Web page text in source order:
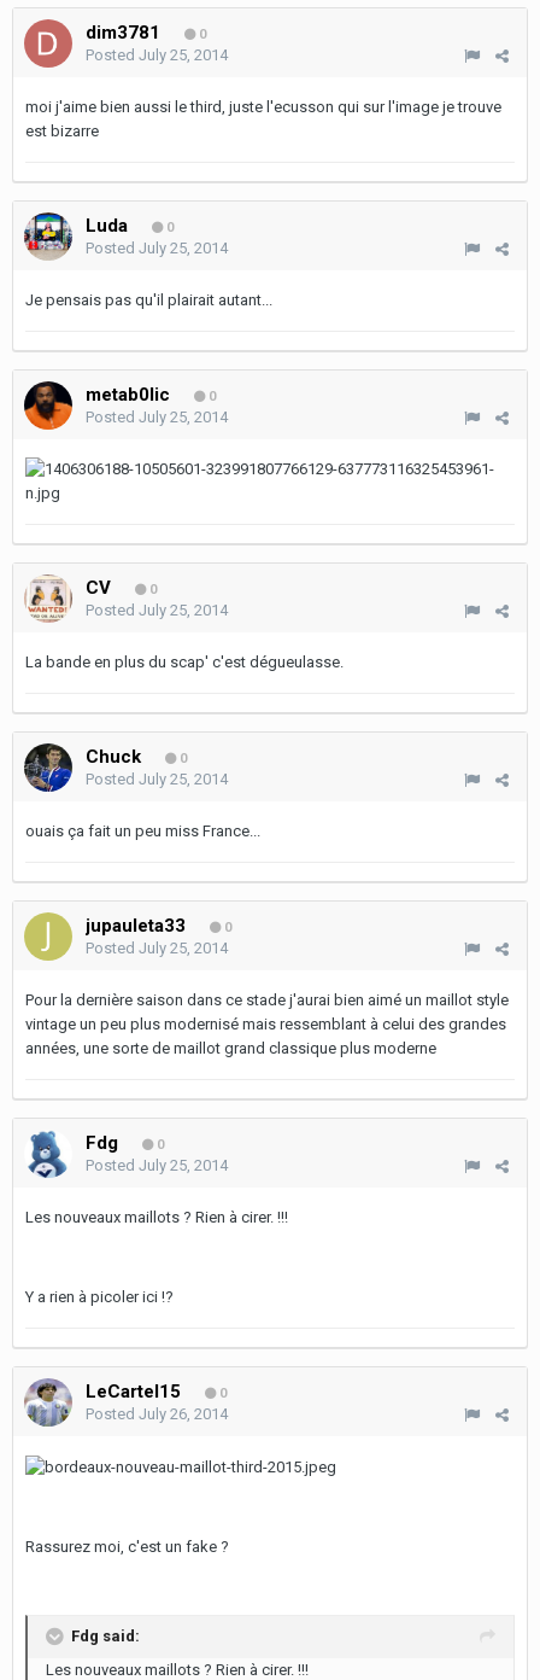
dim3781 0
Posted July 25, 2014
moi j'aime bien aussi le third, juste l'ecusson qui sur l'image je trouve
est bizarre
Luda 0
Posted July 25, 2014
Je pensais pas qu'il plairait autant...
metab0lic 0
Posted July 25, 2014
CV 0
Posted July 25, 2014
La bande en plus du scap' c'est dégueulasse.
Chuck 0
Posted July 25, 2014
ouais ça fait un peu miss France...
jupauleta33 0
Posted July 25, 2014
Pour la dernière saison dans ce stade j'aurai bien aimé un maillot style
vintage un peu plus modernisé mais ressemblant à celui des grandes
années, une sorte de maillot grand classique plus moderne
Fdg 0
Posted July 25, 2014
Les nouveaux maillots ? Rien à cirer. !!!
Y a rien à picoler ici !?
LeCartel15 0
Posted July 26, 2014
Rassurez moi, c'est un fake ?
Fdg said:
Les nouveaux maillots ? Rien à cirer. !!!